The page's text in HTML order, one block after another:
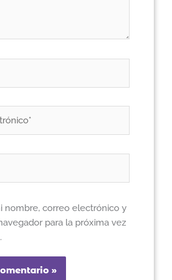
nombre, correo electrónico y
para la próxima vez